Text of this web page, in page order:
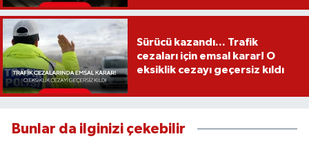
Sürücü kazandı... Trafik
cezaları için emsal karar! O
eksiklik cezayı geçersiz kıldı
Bunlar da ilginizi çekebilir